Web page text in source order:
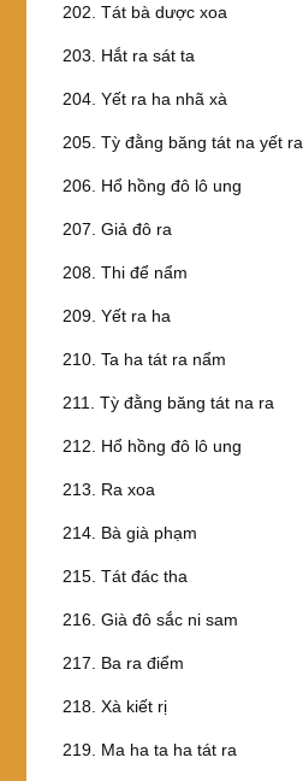
202. Tát bà dược xoa
203. Hắt ra sát ta
204. Yết ra ha nhã xà
205. Tỳ đằng băng tát na yết ra
206. Hổ hồng đô lô ung
207. Giả đô ra
208. Thi để nẩm
209. Yết ra ha
210. Ta ha tát ra nẩm
211. Tỳ đằng băng tát na ra
212. Hổ hồng đô lô ung
213. Ra xoa
214. Bà già phạm
215. Tát đác tha
216. Già đô sắc ni sam
217. Ba ra điểm
218. Xà kiết rị
219. Ma ha ta ha tát ra